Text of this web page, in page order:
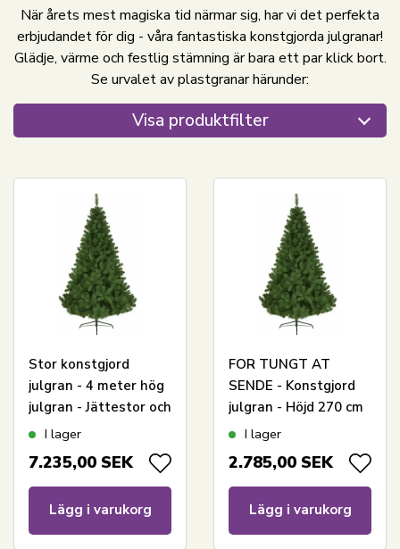
När årets mest magiska tid närmar sig, har vi det perfekta
erbjudandet för dig - våra fantastiska konstgjorda julgranar!
Glädje, värme och festlig stämning är bara ett par klick bort.
Se urvalet av plastgranar härunder:
Visa produktfilter
Stor konstgjord
julgran - 4 meter hög
julgran - Jättestor och
vacker, fyllig julgran
I lager
7.235,00 SEK
Lägg i varukorg
FOR TUNGT AT
SENDE - Konstgjord
julgran - Höjd 270 cm
- Stor, grön och fyllig -
I lager
2.785,00 SEK
Lägg i varukorg